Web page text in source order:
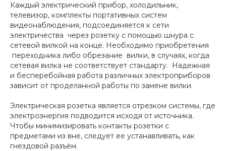
Каждый электрический прибор, холодильник,
телевизор, комплекты портативных систем
видеонаблюдения, подсоединяется к сети
электричества через розетку с помощью шнура с
сетевой вилкой на конце. Необходимо приобретения
переходника либо обрезание вилки, в случаях, когда
сетевая вилка не соответствует стандарту. Надежная
и бесперебойная работа различных электроприборов
зависит от проделанной работы по замене вилки.
Электрическая розетка является отрезком системы, где
электроэнергия подводится исходя от источника.
Чтобы минимизировать контакты розетки с
предметами из вне, следует ее устанавливать, как
гнездовой разъём.